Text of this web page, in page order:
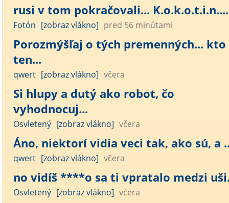
rusi v tom pokračovali... K.o.k.o.t.i.n....
Fotón [zobraz vlákno] pred 56 minútami
Porozmýšľaj o tých premenných... kto
ten...
qwert [zobraz vlákno] včera
Si hlupy a dutý ako robot, čo
vyhodnocuj...
Osvletený [zobraz vlákno] včera
Áno, niektorí vidia veci tak, ako sú, a
qwert [zobraz vlákno] včera
no vidíš ****o sa ti vpratalo medzi
Osvletený [zobraz vlákno] včera